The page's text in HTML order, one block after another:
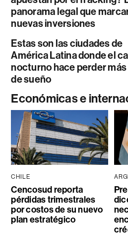
panorama legal que
nuevas inversiones
Estas son las ciudades de
América Latina donde el
nocturno hace perder
de sueño
Económicas e
CHILE
Cencosud reporta
pérdidas trimestrales
por costos de su nuevo
plan estratégico